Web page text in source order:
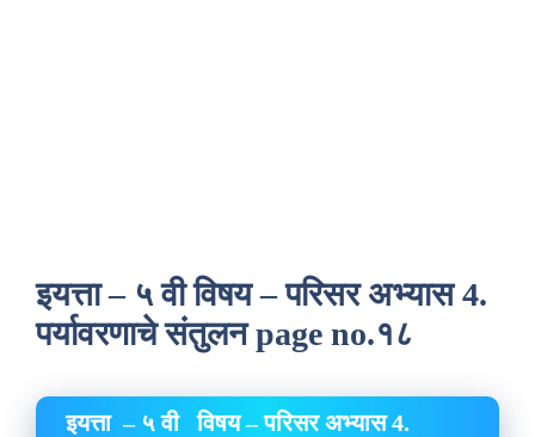
इयत्ता – ५ वी विषय – परिसर अभ्यास 4.
पर्यावरणाचे संतुलन page no.१८
इयत्ता – ५ वी विषय – परिसर अभ्यास 4.